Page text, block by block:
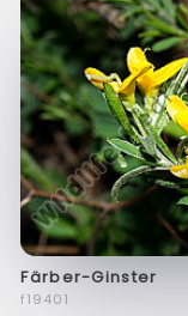
Färber-Ginster
f19401